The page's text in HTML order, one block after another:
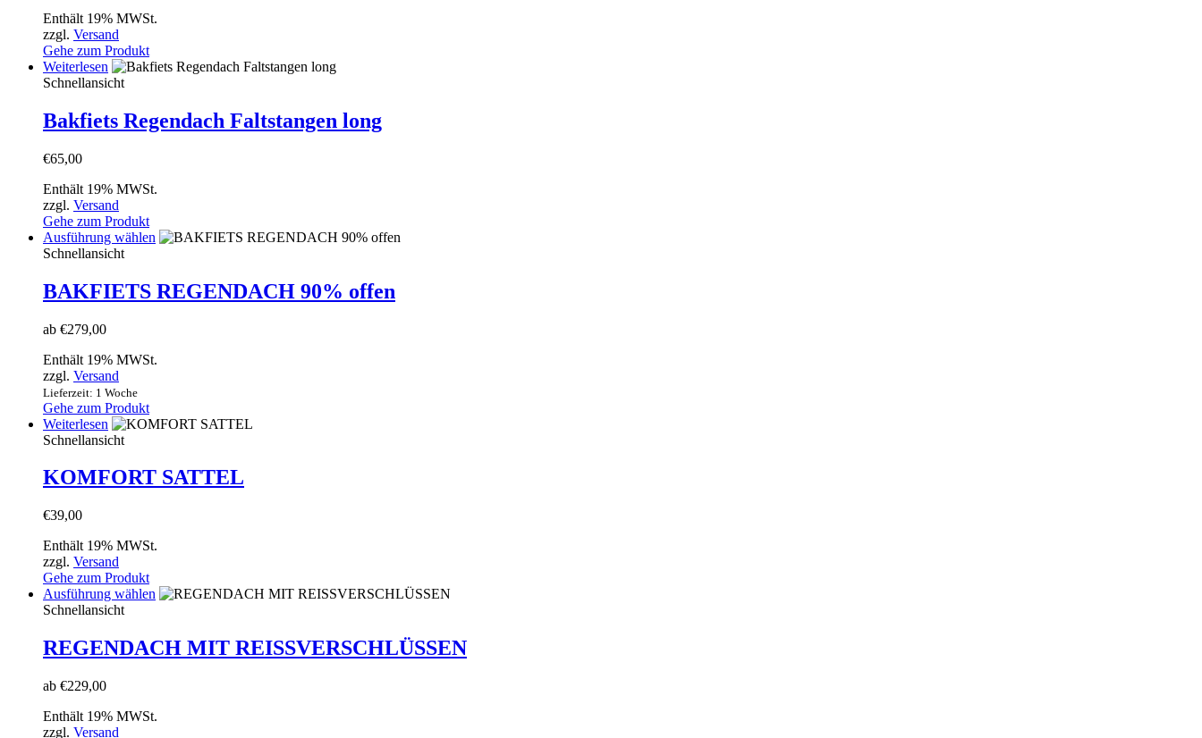
Produktseite
Enthält 19% MWSt.
zzgl. Versand
Gehe zum Produkt
Weiterlesen
Schnellansicht
Bakfiets Regendach Faltstangen long
€65,00
Enthält 19% MWSt.
zzgl. Versand
Gehe zum Produkt
Ausführung wählen Dieses
mehrere
Varianten
gewählt
Schnellansicht
BAKFIETS REGENDACH 90% offen
ab €279,00
Enthält 19% MWSt.
zzgl. Versand
Lieferzeit: 1 Woche
Gehe zum Produkt
Weiterlesen
Schnellansicht
KOMFORT SATTEL
€39,00
Enthält 19% MWSt.
zzgl. Versand
Gehe zum Produkt
Ausführung wählen Dieses
mehrere
Varianten
Schnellansicht
REGENDACH MIT REISSVERSCHLÜSSEN
ab €229,00
Enthält 19% MWSt.
zzgl. Versand